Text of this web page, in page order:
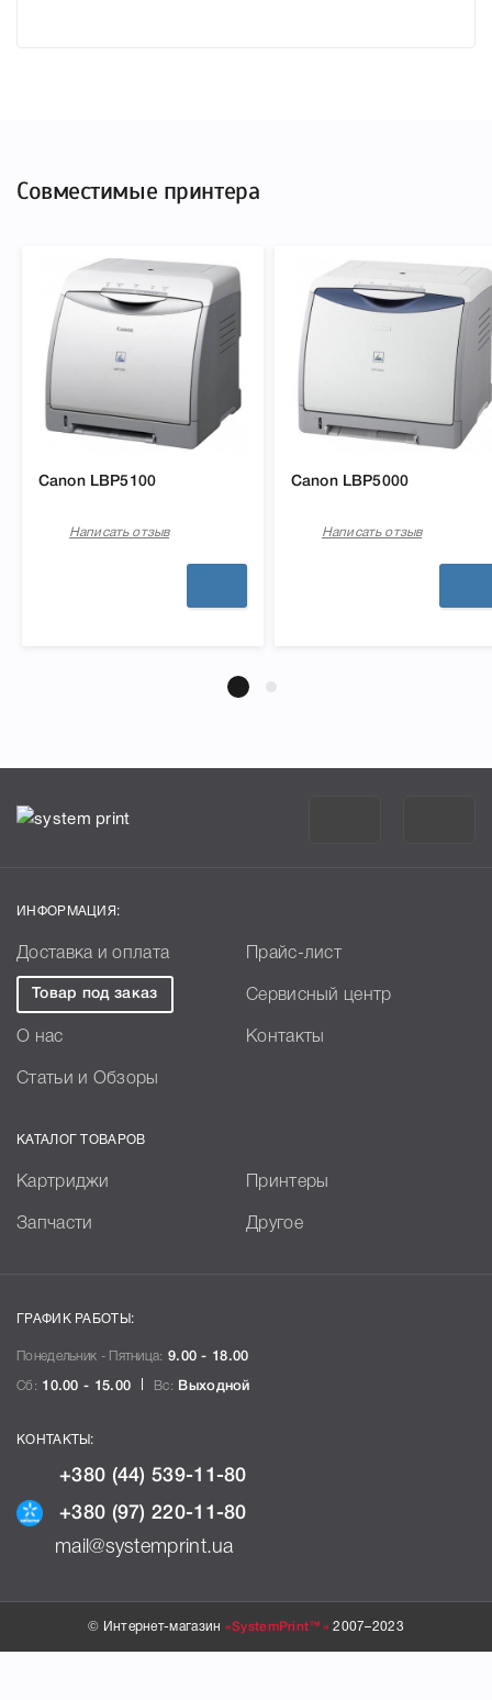
работе.
Совместимые принтера
Canon LBP5100
Написать отзыв
Canon LBP5000
Написать отзыв
ИНФОРМАЦИЯ:
Доставка и оплата Прайс-лист
Товар под заказ Сервисный центр
О нас Контакты
Статьи и Обзоры
КАТАЛОГ ТОВАРОВ
Картриджи Принтеры
Запчасти Другое
ГРАФИК РАБОТЫ:
Понедельник - Пятница: 9.00 - 18.00
Сб: 10.00 - 15.00 Вс: Выходной
КОНТАКТЫ:
+380 (44) 539-11-80
+380 (97) 220-11-80
mail@systemprint.ua
© Интернет-магазин «SystemPrint™» 2007–2023